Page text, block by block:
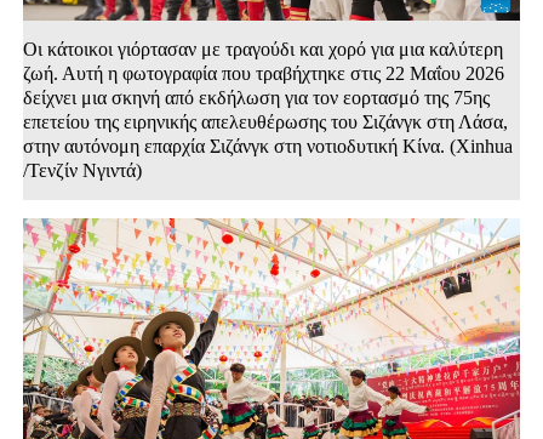
Οι κάτοικοι γιόρτασαν με τραγούδι και χορό για μια καλύτερη
ζωή. Αυτή η φωτογραφία που τραβήχτηκε στις 22 Μαΐου 2026
δείχνει μια σκηνή από εκδήλωση για τον εορτασμό της 75ης
επετείου της ειρηνικής απελευθέρωσης του Σιζάνγκ στη Λάσα,
στην αυτόνομη επαρχία Σιζάνγκ στη νοτιοδυτική Κίνα. (Xinhua
/Τενζίν Νγιντά)